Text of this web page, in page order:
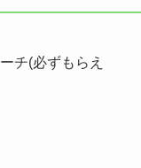
チ(必ずもらえ